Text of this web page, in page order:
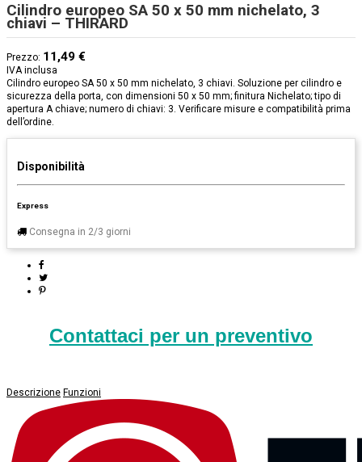
Cilindro europeo SA 50 x 50 mm nichelato, 3
chiavi – THIRARD
Prezzo: 11,49 €
IVA inclusa
Cilindro europeo SA 50 x 50 mm nichelato, 3 chiavi. Soluzione per cilindro e
sicurezza della porta, con dimensioni 50 x 50 mm; finitura Nichelato; tipo di
apertura A chiave; numero di chiavi: 3. Verificare misure e compatibilità prima
dell’ordine.
Disponibilità
Express
Consegna in 2/3 giorni
Contattaci per un preventivo
Descrizione Funzioni